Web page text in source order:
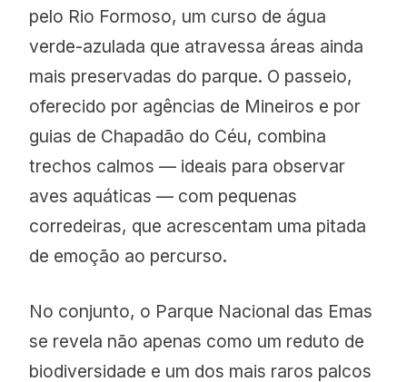
pelo Rio Formoso, um curso de água
verde-azulada que atravessa áreas ainda
mais preservadas do parque. O passeio,
oferecido por agências de Mineiros e por
guias de Chapadão do Céu, combina
trechos calmos — ideais para observar
aves aquáticas — com pequenas
corredeiras, que acrescentam uma pitada
de emoção ao percurso.
No conjunto, o Parque Nacional das Emas
se revela não apenas como um reduto de
biodiversidade e um dos mais raros palcos